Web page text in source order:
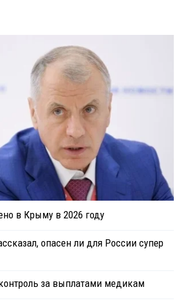
в Крыму в 2026 году
опасен ли для России супер
за выплатами медикам